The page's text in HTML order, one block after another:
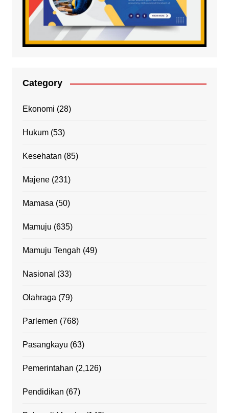
Category
Ekonomi (28)
Hukum(53)
Kesehatan (85)
Majene(231)
Mamasa(50)
Mamuju (635)
Mamuju Tengah (49)
Nasional (33)
Olahraga(79)
Parlemen (768)
Pasangkayu (63)
Pemerintahan (2,126)
Pendidikan (67)